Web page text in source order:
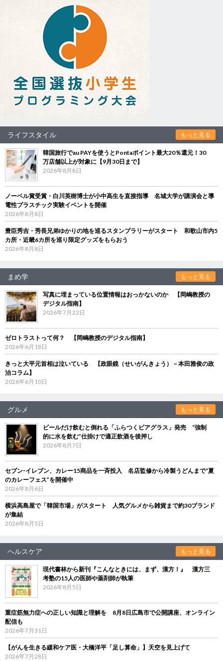
ライフスタイル もっと見る
韓国旅行でau PAYを使うとPontaポイント最大20％還元！30
万店舗以上が対象に【9月30日まで】
2026年8月8日
ノーベル賞受賞・白川英樹博士が小中高生を直接指導 名城大学が講演会と導
電性プラスチック実験イベントを開催
2026年8月8日
豊臣秀吉・秀長兄弟ゆかりの地を巡るスタンプラリーがスタート 和歌山市内5
カ所・近畿6カ所を巡り限定グッズをもらおう
2026年8月8日
まめ学 もっと見る
写真に埋まっている位置情報はおっかないのか 【岡嶋教授の
デジタル指南】
2026年7月22日
ゼロトラストって何？ 【岡嶋教授のデジタル指南】
2026年6月18日
きっと大平元首相は泣いている 【政眼鏡（せいがんきょう）－本田雅俊の政
治コラム】
2026年6月10日
グルメ もっと見る
ビールだけ飲むと倒れる「ふらつくビアグラス」発売 “強制
的に水を飲む”仕掛けで適正飲酒を後押し
2026年8月7日
セブン‐イレブン、カレー15商品を一斉投入 名店監修から冷製うどんまで“夏
のカレーフェス”を開催中
2026年8月6日
横浜高島屋で「韓国市場」がスタート 人気グルメから雑貨まで約30ブランド
が集結
2026年8月5日
ヘルスケア もっと見る
現代書林から新刊『こんなときには、まず、漢方！』 漢方三
考塾の15人の医師や薬剤師が執筆
2026年8月5日
重症筋無力症への正しい知識と理解を 8月8日広島市で公開講座、オンライン
配信も
2026年7月31日
【がんを生きる緩和ケア医・大橋洋平「足し算命」】天空を見上げて
2026年7月28日